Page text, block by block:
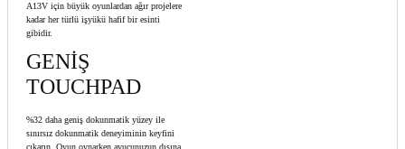
A13V için büyük oyunlardan ağır projelere
kadar her türlü işyükü hafif bir esinti
gibidir.
GENİŞ
TOUCHPAD
%32 daha geniş dokunmatik yüzey ile
sınırsız dokunmatik deneyiminin keyfini
çıkarın. Oyun oynarken avucunuzun dışına